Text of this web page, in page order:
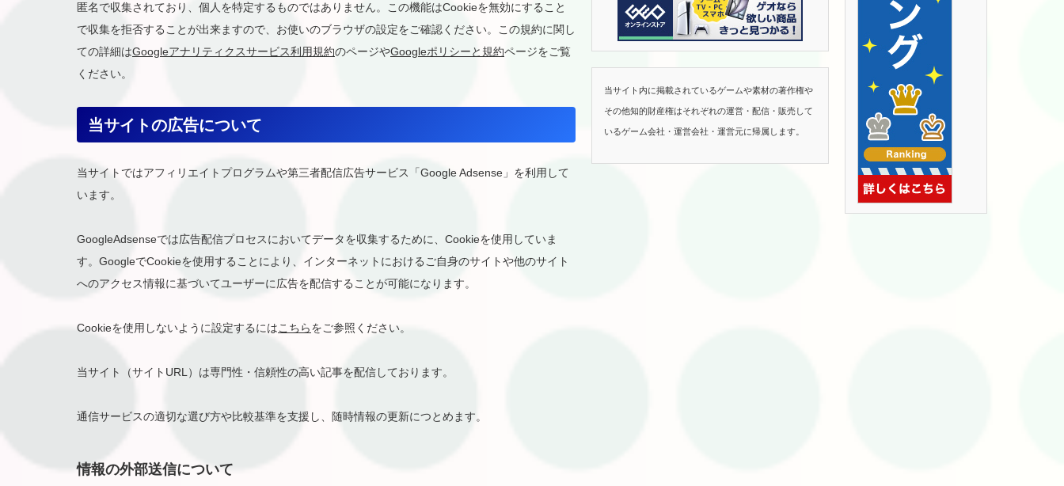
匿名で収集されており、個人を特定するものではありません。この機能はCookieを無効にすること
で収集を拒否することが出来ますので、お使いのブラウザの設定をご確認ください。この規約に関し
ての詳細はGoogleアナリティクスサービス利用規約のページやGoogleポリシーと規約ページをご覧
ください。
当サイトの広告について
当サイトではアフィリエイトプログラムや第三者配信広告サービス「Google Adsense」を利用して
います。
GoogleAdsenseでは広告配信プロセスにおいてデータを収集するために、Cookieを使用していま
す。GoogleでCookieを使用することにより、インターネットにおけるご自身のサイトや他のサイト
へのアクセス情報に基づいてユーザーに広告を配信することが可能になります。
Cookieを使用しないように設定するにはこちらをご参照ください。
当サイト（サイトURL）は専門性・信頼性の高い記事を配信しております。
通信サービスの適切な選び方や比較基準を支援し、随時情報の更新につとめます。
情報の外部送信について
当サイト内に掲載されているゲームや素材の著作権や
その他知的財産権はそれぞれの運営・配信・販売して
いるゲーム会社・運営会社・運営元に帰属します。